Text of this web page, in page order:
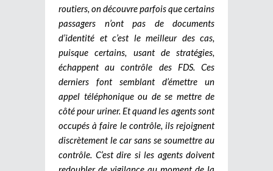
routiers, on découvre parfois que certains
passagers n’ont pas de documents
d’identité et c’est le meilleur des cas,
puisque certains, usant de stratégies,
échappent au contrôle des FDS. Ces
derniers font semblant d’émettre un
appel téléphonique ou de se mettre de
côté pour uriner. Et quand les agents sont
occupés à faire le contrôle, ils rejoignent
discrètement le car sans se soumettre au
contrôle. C’est dire si les agents doivent